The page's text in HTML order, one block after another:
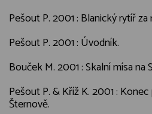
Pešout P. 2001 : Blanický rytíř
Pešout P. 2001 : Úvodník.
Bouček M. 2001 : Skalní mísa na
Pešout P. & Kříž K. 2001 :
Šternově.